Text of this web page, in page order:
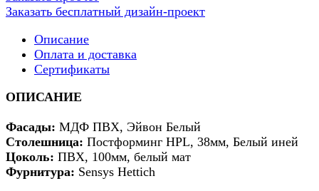
Заказать бесплатный дизайн-проект
Описание
Оплата и доставка
Сертификаты
ОПИСАНИЕ
Фасады: МДФ ПВХ, Эйвон Белый
Столешница: Постформинг HPL, 38мм, Белый иней
Цоколь: ПВХ, 100мм, белый мат
Фурнитура: Sensys Hettich